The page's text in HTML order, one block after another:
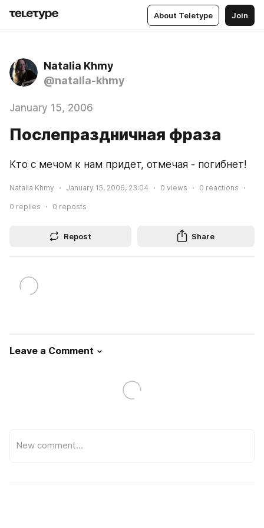
About Teletype Join
Natalia Khmy
@natalia-khmy
January 15, 2006
Послепраздничная фраза
Кто с мечом к нам придет, отмечая - погибнет!
Natalia Khmy January 15, 2006, 23:04 0 views 0 reactions
0 replies 0 reposts
Repost Share
Leave a Comment